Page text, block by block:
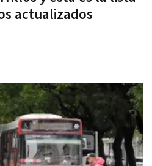
actualizados